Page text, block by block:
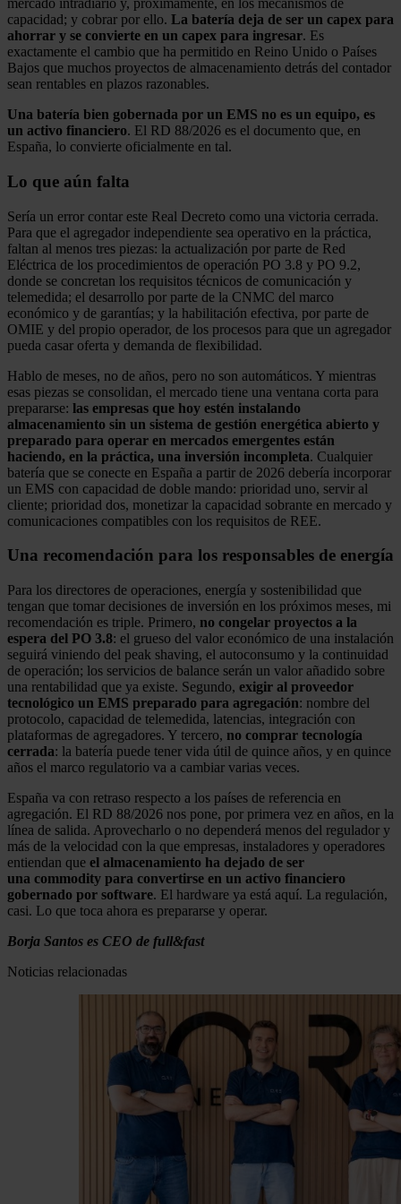
mercado intradiario y, próximamente, en los mecanismos de
capacidad; y cobrar por ello. La batería deja de ser un capex para
ahorrar y se convierte en un capex para ingresar. Es
exactamente el cambio que ha permitido en Reino Unido o Países
Bajos que muchos proyectos de almacenamiento detrás del contador
sean rentables en plazos razonables.
Una batería bien gobernada por un EMS no es un equipo, es
un activo financiero. El RD 88/2026 es el documento que, en
España, lo convierte oficialmente en tal.
Lo que aún falta
Sería un error contar este Real Decreto como una victoria cerrada.
Para que el agregador independiente sea operativo en la práctica,
faltan al menos tres piezas: la actualización por parte de Red
Eléctrica de los procedimientos de operación PO 3.8 y PO 9.2,
donde se concretan los requisitos técnicos de comunicación y
telemedida; el desarrollo por parte de la CNMC del marco
económico y de garantías; y la habilitación efectiva, por parte de
OMIE y del propio operador, de los procesos para que un agregador
pueda casar oferta y demanda de flexibilidad.
Hablo de meses, no de años, pero no son automáticos. Y mientras
esas piezas se consolidan, el mercado tiene una ventana corta para
prepararse: las empresas que hoy estén instalando
almacenamiento sin un sistema de gestión energética abierto y
preparado para operar en mercados emergentes están
haciendo, en la práctica, una inversión incompleta. Cualquier
batería que se conecte en España a partir de 2026 debería incorporar
un EMS con capacidad de doble mando: prioridad uno, servir al
cliente; prioridad dos, monetizar la capacidad sobrante en mercado y
comunicaciones compatibles con los requisitos de REE.
Una recomendación para los responsables de energía
Para los directores de operaciones, energía y sostenibilidad que
tengan que tomar decisiones de inversión en los próximos meses, mi
recomendación es triple. Primero, no congelar proyectos a la
espera del PO 3.8: el grueso del valor económico de una instalación
seguirá viniendo del peak shaving, el autoconsumo y la continuidad
de operación; los servicios de balance serán un valor añadido sobre
una rentabilidad que ya existe. Segundo, exigir al proveedor
tecnológico un EMS preparado para agregación: nombre del
protocolo, capacidad de telemedida, latencias, integración con
plataformas de agregadores. Y tercero, no comprar tecnología
cerrada: la batería puede tener vida útil de quince años, y en quince
años el marco regulatorio va a cambiar varias veces.
España va con retraso respecto a los países de referencia en
agregación. El RD 88/2026 nos pone, por primera vez en años, en la
línea de salida. Aprovecharlo o no dependerá menos del regulador y
más de la velocidad con la que empresas, instaladores y operadores
entiendan que el almacenamiento ha dejado de ser
una commodity para convertirse en un activo financiero
gobernado por software. El hardware ya está aquí. La regulación,
casi. Lo que toca ahora es prepararse y operar.
Borja Santos es CEO de full&fast
Noticias relacionadas